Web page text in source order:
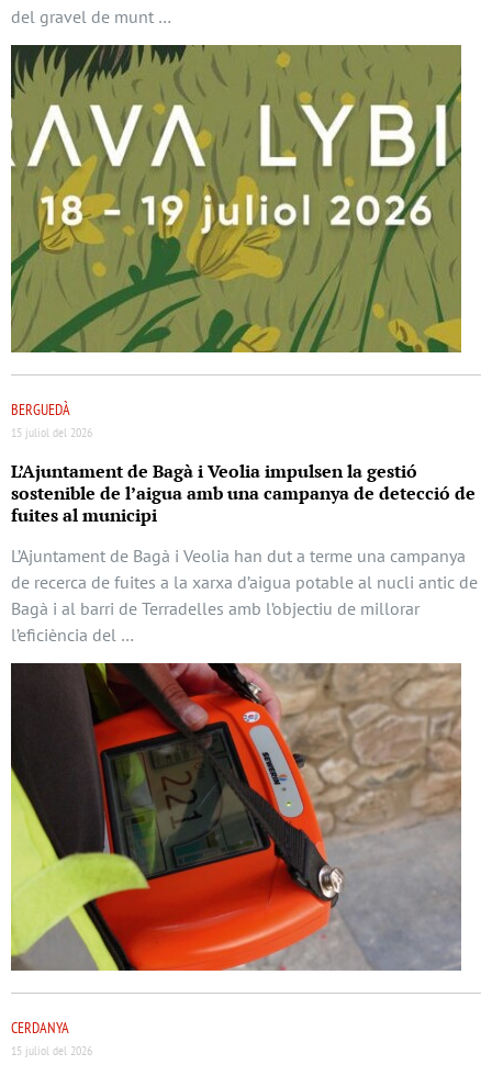
del gravel de munt …
BERGUEDÀ
15 juliol del 2026
L’Ajuntament de Bagà i Veolia impulsen la gestió
sostenible de l’aigua amb una campanya de detecció de
fuites al municipi
L’Ajuntament de Bagà i Veolia han dut a terme una campanya
de recerca de fuites a la xarxa d’aigua potable al nucli antic de
Bagà i al barri de Terradelles amb l’objectiu de millorar
l’eficiència del …
CERDANYA
15 juliol del 2026